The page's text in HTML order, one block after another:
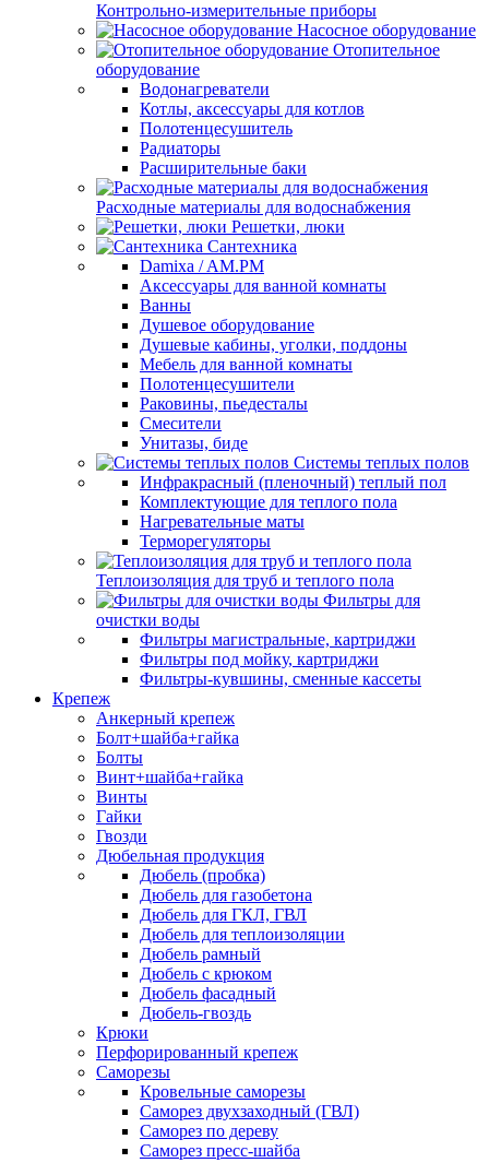
Контрольно-измерительные приборы
Насосное оборудование
Отопительное
оборудование
Водонагреватели
Котлы, аксессуары для котлов
Полотенцесушитель
Радиаторы
Расширительные баки
Расходные материалы для водоснабжения
Решетки, люки
Сантехника
Damixa / AM.PM
Аксессуары для ванной комнаты
Ванны
Душевое оборудование
Душевые кабины, уголки, поддоны
Мебель для ванной комнаты
Полотенцесушители
Раковины, пьедесталы
Смесители
Унитазы, биде
Системы теплых полов
Инфракрасный (пленочный) теплый пол
Комплектующие для теплого пола
Нагревательные маты
Терморегуляторы
Теплоизоляция для труб и теплого пола
Фильтры для
очистки воды
Фильтры магистральные, картриджи
Фильтры под мойку, картриджи
Фильтры-кувшины, сменные кассеты
Крепеж
Анкерный крепеж
Болт+шайба+гайка
Болты
Винт+шайба+гайка
Винты
Гайки
Гвозди
Дюбельная продукция
Дюбель (пробка)
Дюбель для газобетона
Дюбель для ГКЛ, ГВЛ
Дюбель для теплоизоляции
Дюбель рамный
Дюбель с крюком
Дюбель фасадный
Дюбель-гвоздь
Крюки
Перфорированный крепеж
Саморезы
Кровельные саморезы
Саморез двухзаходный (ГВЛ)
Саморез по дереву
Саморез пресс-шайба